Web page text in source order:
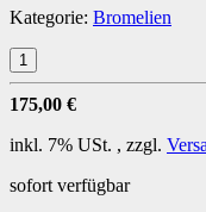
Kategorie: Bromelien
175,00 €
inkl. 7% USt. , zzgl.
sofort verfügbar